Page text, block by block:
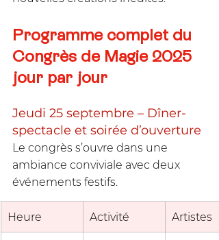
Programme complet du
Congrès de Magie 2025
jour par jour
Jeudi 25 septembre – Dîner-
spectacle et soirée d’ouverture
Le congrès s’ouvre dans une
ambiance conviviale avec deux
événements festifs.
Heure Activité Artistes